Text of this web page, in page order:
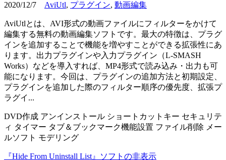
2020/12/7 AviUtl, プラグイン, 動画編集
AviUtlとは、AVI形式の動画ファイルにフィルターをかけて
編集する無料の動画編集ソフトです。最大の特徴は、プラグ
インを追加することで機能を増やすことができる拡張性にあ
ります。出力プラグインや入力プラグイン（L-SMASH
Works）などを導入すれば、MP4形式で読み込み・出力も可
能になります。今回は、プラグインの追加方法と初期設定、
プラグインを追加した際のフィルター順序の優先度、拡張プ
ラグイ...
DVD作成 アンインストール ショートカットキー セキュリテ
ィ タイマー タブ＆ブックマーク機能設置 ファイル削除 メー
ルソフト モデリング
『Hide From Uninstall List』ソフトの非表示